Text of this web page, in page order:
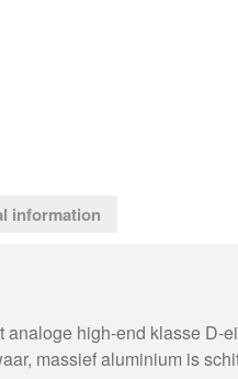
information
analoge high-end klasse
massief aluminium is